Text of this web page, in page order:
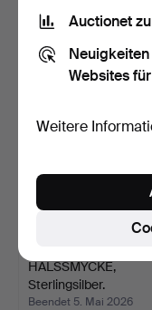
1 Gebot
HALSSMYCKE,
Sterlingsilber.
Beendet 5. Mai 2026
Auctionet
Websites
Weitere